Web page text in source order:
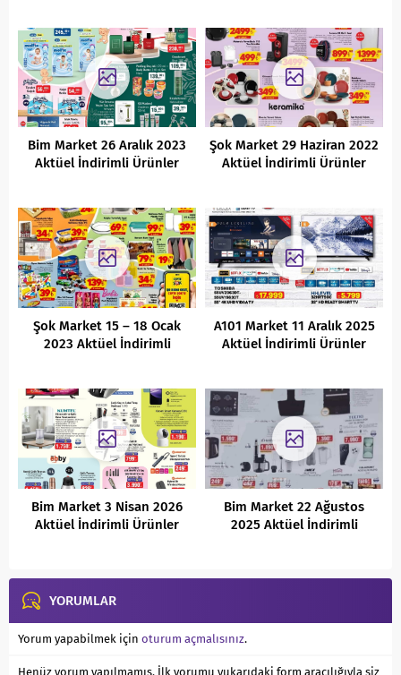
Bim Market 26 Aralık 2023
Aktüel İndirimli Ürünler
Şok Market 29 Haziran 2022
Aktüel İndirimli Ürünler
Şok Market 15 – 18 Ocak
2023 Aktüel İndirimli
A101 Market 11 Aralık 2025
Aktüel İndirimli Ürünler
Bim Market 3 Nisan 2026
Aktüel İndirimli Ürünler
Bim Market 22 Ağustos
2025 Aktüel İndirimli
YORUMLAR
Yorum yapabilmek için oturum açmalısınız.
Henüz yorum yapılmamış. İlk yorumu yukarıdaki form aracılığıyla siz